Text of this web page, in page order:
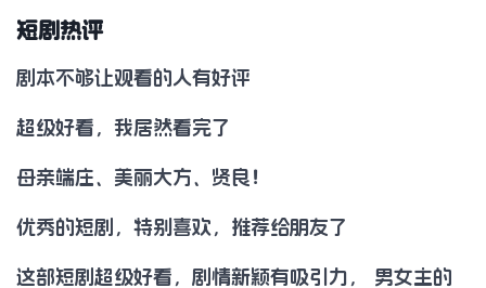
短剧热评
剧本不够让观看的人有好评
超级好看，我居然看完了
母亲端庄、美丽大方、贤良！
优秀的短剧，特别喜欢，推荐给朋友了
这部短剧超级好看，剧情新颖有吸引力， 男女主的